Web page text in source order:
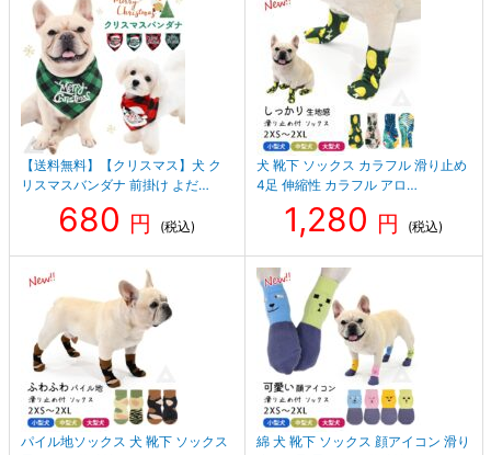
【送料無料】【クリスマス】犬 ク
リスマスバンダナ 前掛け よだ…
680 円 (税込)
犬 靴下 ソックス カラフル 滑り止め
4足 伸縮性 カラフル アロ…
1,280 円 (税込)
パイル地ソックス 犬 靴下 ソックス
綿 犬 靴下 ソックス 顔アイコン 滑り